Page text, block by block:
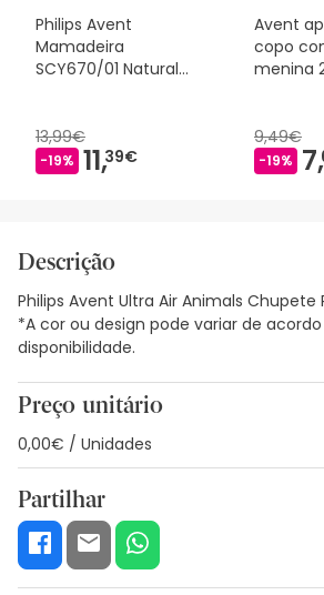
Philips Avent
Mamadeira
SCY670/01 Natural
13,99€
-19% 11,39€
Avent
copo
menina
9,49€
-19% 7,
Descrição
Philips Avent Ultra Air Animals Chupete
*A cor ou design pode variar de
disponibilidade.
Preço unitário
0,00€ / Unidades
Partilhar